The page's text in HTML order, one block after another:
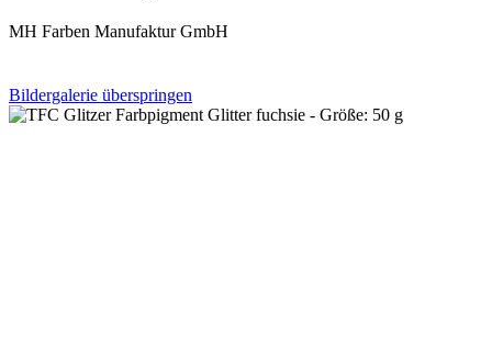
MH Farben Manufaktur GmbH
Bildergalerie überspringen